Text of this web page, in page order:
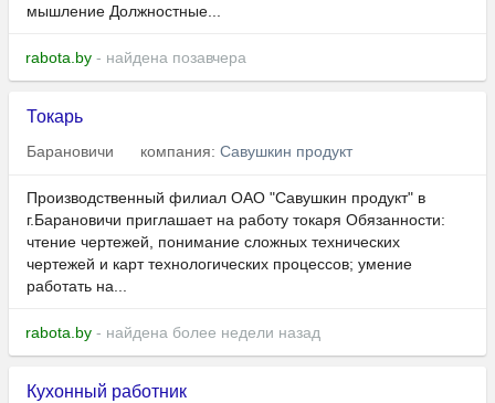
мышление Должностные...
rabota.by - найдена позавчера
Токарь
Барановичи компания: Савушкин продукт
Производственный филиал ОАО "Савушкин продукт" в
г.Барановичи приглашает на работу токаря Обязанности:
чтение чертежей, понимание сложных технических
чертежей и карт технологических процессов; умение
работать на...
rabota.by - найдена более недели назад
Кухонный работник